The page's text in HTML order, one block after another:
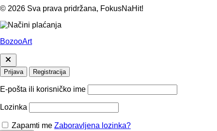
© 2026 Sva prava pridržana, FokusNaHit!
BozooArt
Prijava Registracija
E-pošta ili korisničko ime
Lozinka
Zapamti me Zaboravljena lozinka?